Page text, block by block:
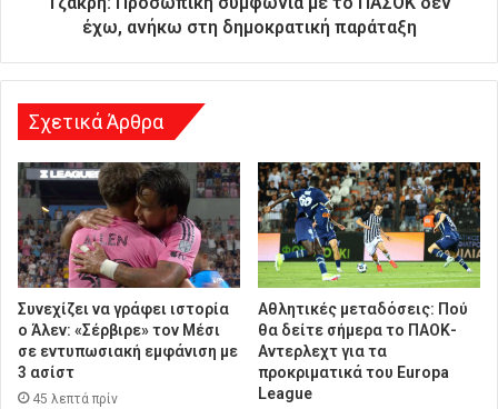
ν
έχω, ανήκω στη δημοκρατική παράταξη
Σχετικά Άρθρα
Συνεχίζει να γράφει ιστορία
ο Άλεν: «Σέρβιρε» τον Μέσι
σε εντυπωσιακή εμφάνιση με
3 ασίστ
45 λεπτά πρίν
Αθλητικές μεταδόσεις: Πού
θα δείτε σήμερα το ΠΑΟΚ-
Αντερλεχτ για τα
προκριματικά του Europa
League